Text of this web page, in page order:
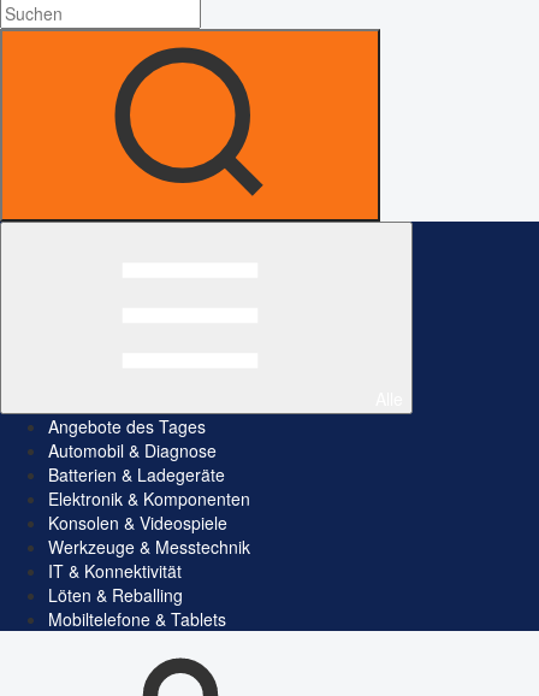
Angebote des Tages
Automobil & Diagnose
Batterien & Ladegeräte
Elektronik & Komponenten
Konsolen & Videospiele
Werkzeuge & Messtechnik
IT & Konnektivität
Löten & Reballing
Mobiltelefone & Tablets